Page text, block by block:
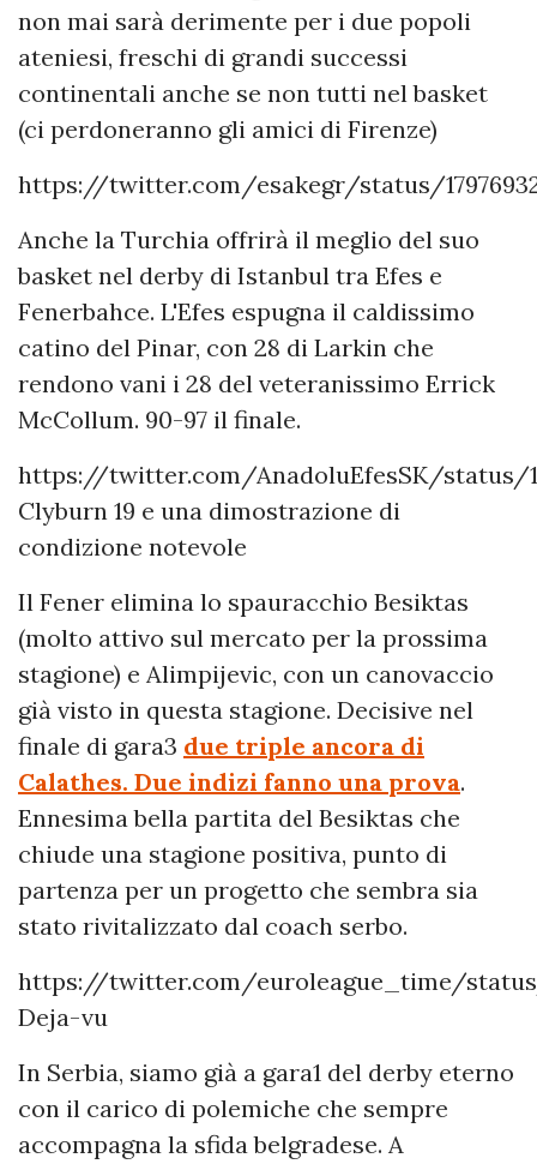
non mai sarà derimente per i due popoli
ateniesi, freschi di grandi successi
continentali anche se non tutti nel basket
(ci perdoneranno gli amici di Firenze)
https://twitter.com/esakegr/status/
Anche la Turchia offrirà il meglio del suo
basket nel derby di Istanbul tra Efes e
Fenerbahce. L'Efes espugna il caldissimo
catino del Pinar, con 28 di Larkin che
rendono vani i 28 del veteranissimo Errick
McCollum. 90-97 il finale.
https://twitter.com/AnadoluEfesSK/status/
Clyburn 19 e una dimostrazione di
condizione notevole
Il Fener elimina lo spauracchio Besiktas
(molto attivo sul mercato per la prossima
stagione) e Alimpijevic, con un canovaccio
già visto in questa stagione. Decisive nel
finale di gara3 due triple ancora di
Calathes. Due indizi fanno una prova.
Ennesima bella partita del Besiktas che
chiude una stagione positiva, punto di
partenza per un progetto che sembra sia
stato rivitalizzato dal coach serbo.
https://twitter.com/euroleague_time/status/
Deja-vu
In Serbia, siamo già a gara1 del derby eterno
con il carico di polemiche che sempre
accompagna la sfida belgradese. A